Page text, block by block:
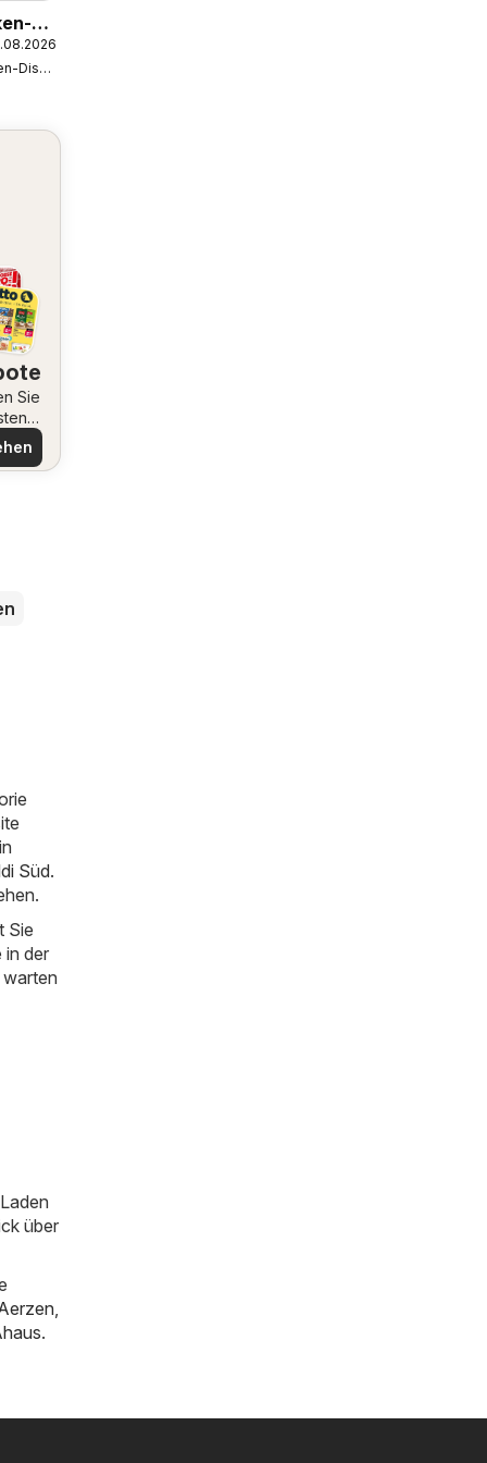
Netto Marken-Discount
Sie
Süd.
Sie
in der
über
.